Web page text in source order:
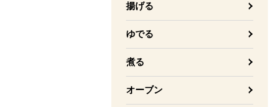
揚げる
ゆでる
煮る
オーブン